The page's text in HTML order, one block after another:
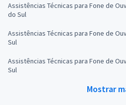
Assistências Técnicas para Fone de
do Sul
Assistências Técnicas para Fone de
Sul
Assistências Técnicas para Fone de
Sul
Mostrar